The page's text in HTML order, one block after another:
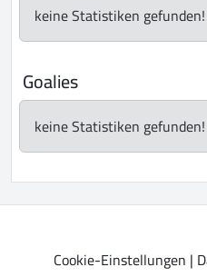
keine Statistiken gefunden!
Goalies
keine Statistiken gefunden!
Cookie-Einstellungen |